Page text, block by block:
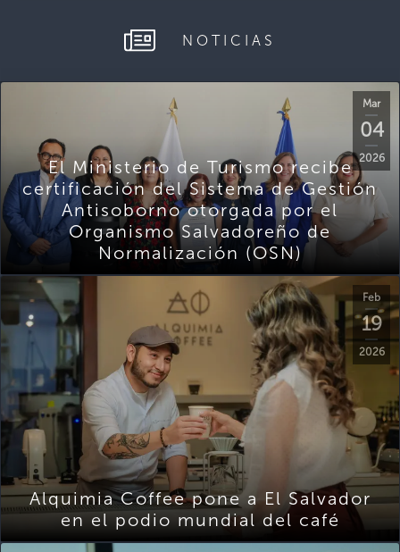
NOTICIAS
Mar
04
2026
El Ministerio de Turismo recibe
certificación del Sistema de Gestión
Antisoborno otorgada por el
Organismo Salvadoreño de
Normalización (OSN)
Feb
19
2026
Alquimia Coffee pone a El Salvador
en el podio mundial del café